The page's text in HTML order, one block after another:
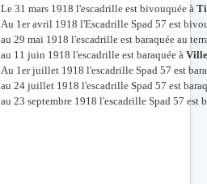
Le 31 mars 1918 l'escadrille est bivouquée à
Au 1er avril 1918 l'Escadrille Spad 57 est
au 29 mai 1918 l'escadrille est baraquée au
au 11 juin 1918 l'escadrille est baraquée à
Au 1er juillet 1918 l'escadrille Spad 57 est
au 24 juillet 1918 l'escadrille Spad 57 est
au 23 septembre 1918 l'escadrille Spad 57 est